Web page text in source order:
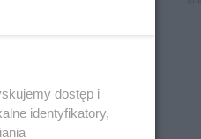
dostęp i
identyfikatory,